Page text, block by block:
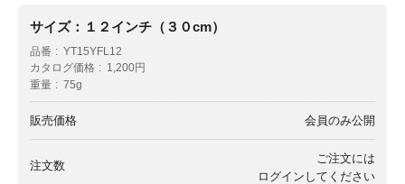
サイズ：１２インチ（３０cm）
品番
YT15YFL12
カタログ価格
1,200円
重量
75g
販売価格 会員のみ公開
注文数
ご注文には
ログイン してください